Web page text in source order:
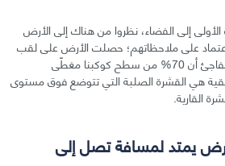
إلى الفضاء، نظروا من هناك إلى الأرض
على ملاحظاتهم؛ حصلت الأرض على لقب
"الكوكب الأزرق". ومن غير المفاجئ أن 70% من سطح كوكبنا مغطّى
نسبة 30% المتبقية هي القشرة الصلبة التي تتوضع فوق مستوى
القارية.
يمتد لمسافة تصل إلى